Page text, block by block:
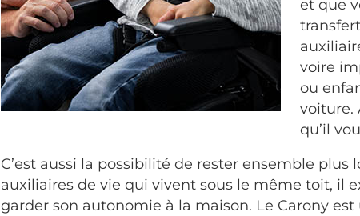
et que
voire
ou
voiture.
qu’il
C’est aussi la possibilité de rester ensemble plus
auxiliaires de vie qui vivent sous le même toit, il
garder son autonomie à la maison. Le Carony